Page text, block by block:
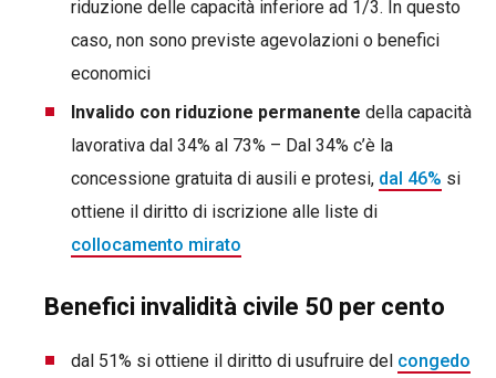
riduzione delle capacità inferiore ad 1/3. In questo
caso, non sono previste agevolazioni o benefici
economici
Invalido con riduzione permanente della capacità
lavorativa dal 34% al 73% – Dal 34% c’è la
concessione gratuita di ausili e protesi, dal 46% si
ottiene il diritto di iscrizione alle liste di
collocamento mirato
Benefici invalidità civile 50 per cento
dal 51% si ottiene il diritto di usufruire del congedo